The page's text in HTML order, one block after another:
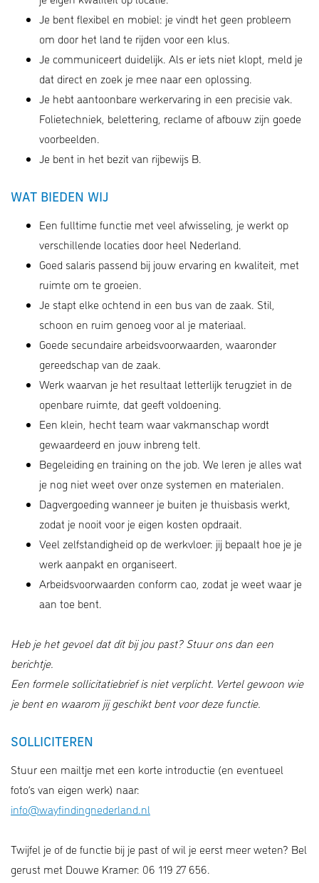
Je bent flexibel en mobiel: je vindt het geen probleem
om door het land te rijden voor een klus.
Je communiceert duidelijk. Als er iets niet klopt, meld je
dat direct en zoek je mee naar een oplossing.
Je hebt aantoonbare werkervaring in een precisie vak.
Folietechniek, belettering, reclame of afbouw zijn goede
voorbeelden.
Je bent in het bezit van rijbewijs B.
WAT BIEDEN WIJ
Een fulltime functie met veel afwisseling, je werkt op
verschillende locaties door heel Nederland.
Goed salaris passend bij jouw ervaring en kwaliteit, met
ruimte om te groeien.
Je stapt elke ochtend in een bus van de zaak. Stil,
schoon en ruim genoeg voor al je materiaal.
Goede secundaire arbeidsvoorwaarden, waaronder
gereedschap van de zaak.
Werk waarvan je het resultaat letterlijk terugziet in de
openbare ruimte, dat geeft voldoening.
Een klein, hecht team waar vakmanschap wordt
gewaardeerd en jouw inbreng telt.
Begeleiding en training on the job. We leren je alles wat
je nog niet weet over onze systemen en materialen.
Dagvergoeding wanneer je buiten je thuisbasis werkt,
zodat je nooit voor je eigen kosten opdraait.
Veel zelfstandigheid op de werkvloer: jij bepaalt hoe je je
werk aanpakt en organiseert.
Arbeidsvoorwaarden conform cao, zodat je weet waar je
aan toe bent.
Heb je het gevoel dat dit bij jou past? Stuur ons dan een
berichtje.
Een formele sollicitatiebrief is niet verplicht. Vertel gewoon wie
je bent en waarom jij geschikt bent voor deze functie.
SOLLICITEREN
Stuur een mailtje met een korte introductie (en eventueel
foto’s van eigen werk) naar:
info@wayfindingnederland.nl
Twijfel je of de functie bij je past of wil je eerst meer weten? Bel
gerust met Douwe Kramer: 06 119 27 656.